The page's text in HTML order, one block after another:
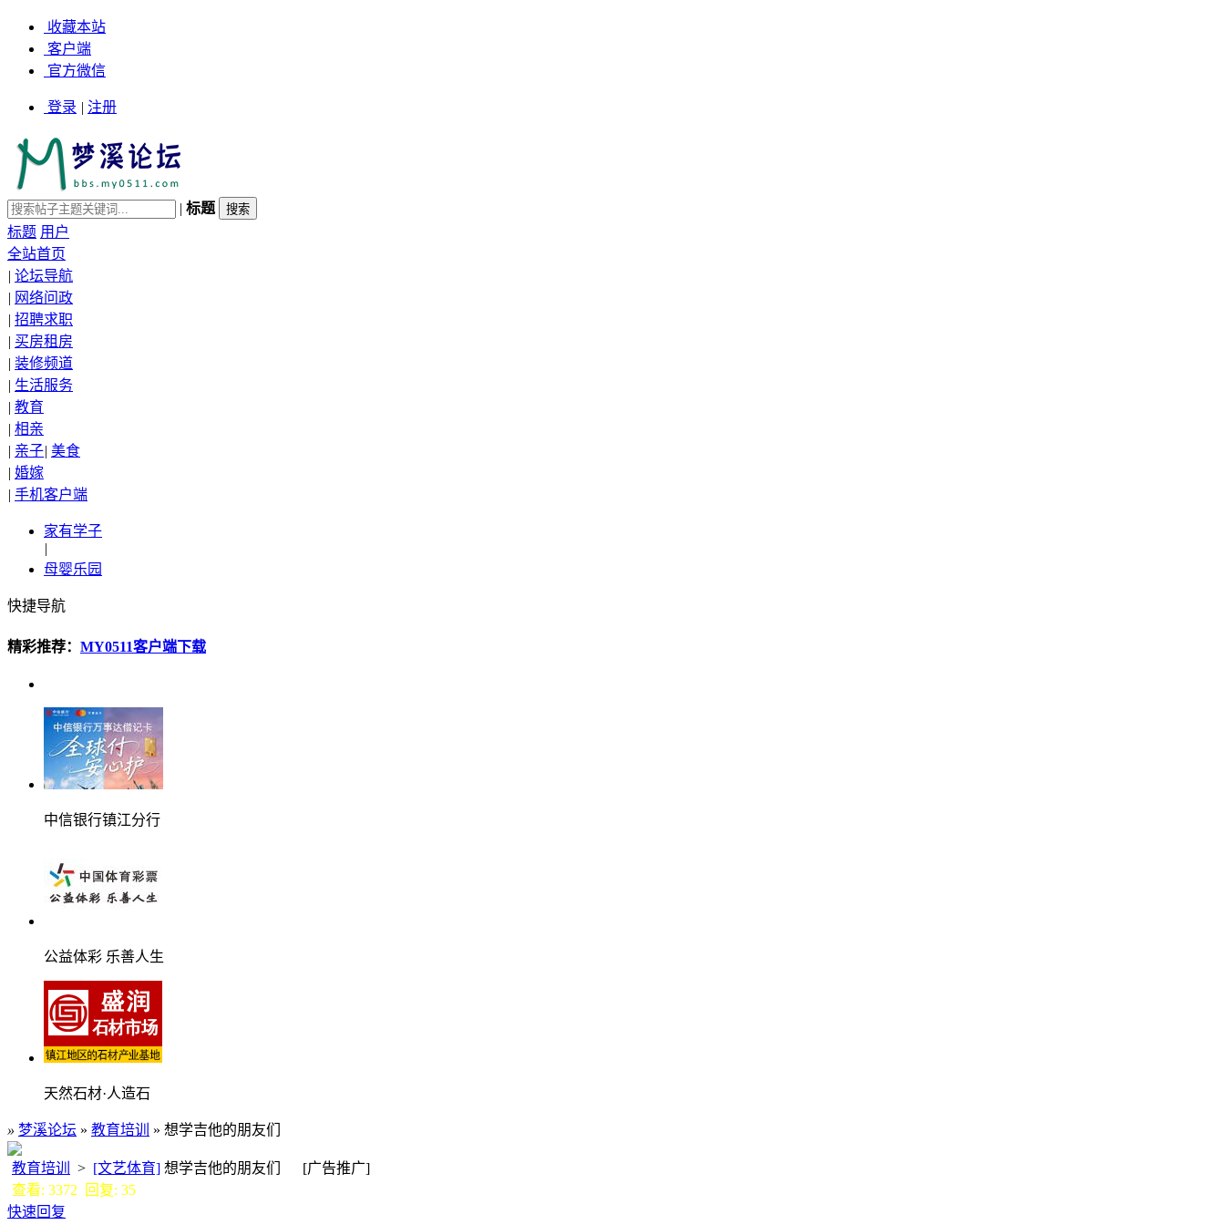
收藏本站
客户端
官方微信
登录 | 注册
| 标题
标题 用户
全站首页
| 论坛导航
| 网络问政
| 招聘求职
| 买房租房
| 装修频道
| 生活服务
| 教育
| 相亲
| 亲子| 美食
| 婚嫁
| 手机客户端
家有学子
|
母婴乐园
快捷导航
精彩推荐： MY0511客户端下载
中信银行镇江分行
公益体彩 乐善人生
天然石材·人造石
» 梦溪论坛 » 教育培训 » 想学吉他的朋友们
教育培训 > [文艺体育] 想学吉他的朋友们 [广告推广]
查看: 3372 回复: 35
快速回复